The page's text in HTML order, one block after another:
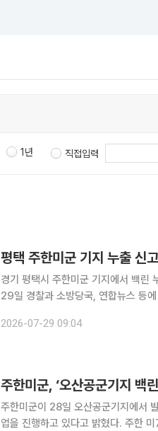
1년 직접입력
평택 주한미군 기지 누출 신
경기 평택시 주한미군 기지에서 백린
29일 경찰과 소방당국, 연합뉴스 등
라 오후 5시 37분 안전재난문자를
2026-07-29 09:04
주한미군, ‘오산공군기지 백
주한미군이 28일 오산공군기지에서
업을 진행하고 있다고 밝혔다. 주한 미7공군 소속 51전투비행단은 이날 보도자료를 통해 "지상 사